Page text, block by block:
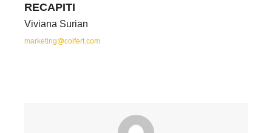
RECAPITI
Viviana Surian
marketing@colfert.com